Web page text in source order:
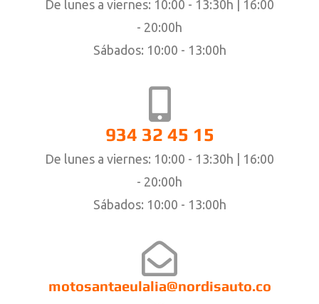
De lunes a viernes: 10:00 - 13:30h | 16:00
- 20:00h
Sábados: 10:00 - 13:00h
934 32 45 15
De lunes a viernes: 10:00 - 13:30h | 16:00
- 20:00h
Sábados: 10:00 - 13:00h
motosantaeulalia@nordisauto.co